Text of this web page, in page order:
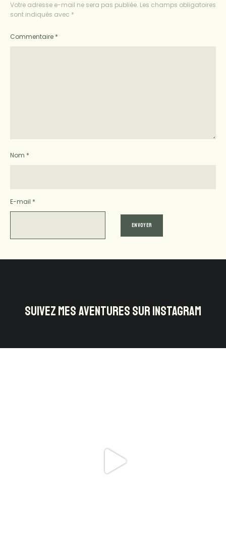
Votre adresse e-mail ne sera pas publiée. Les champs obligatoires
sont indiqués avec *
Commentaire *
Nom *
E-mail *
SUIVEZ MES AVENTURES SUR INSTAGRAM